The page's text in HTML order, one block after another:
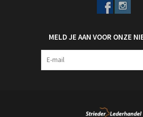
MELD JE AAN VOOR ONZE